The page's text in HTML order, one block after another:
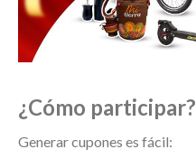
¿Cómo participar?
Generar cupones es fácil: